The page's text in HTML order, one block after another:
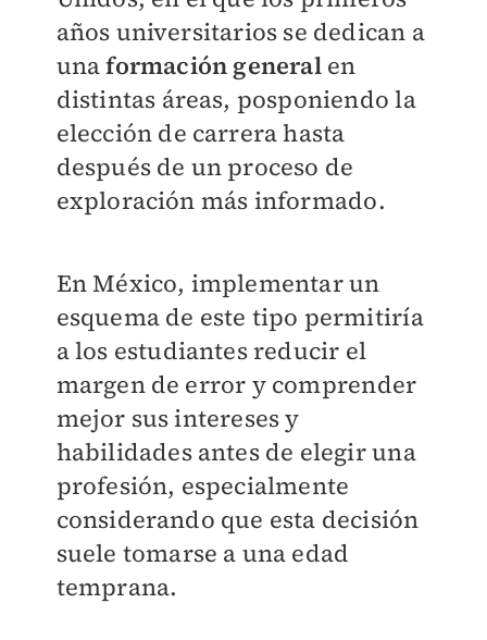
años universitarios se dedican a
unaformación generalen
distintas áreas, posponiendo la
elección de carrera hasta
después de un proceso de
exploración más informado.
En México, implementar un
esquema de este tipo permitiría
a los estudiantes reducir el
margen de error y comprender
mejor sus intereses y
habilidades antes de elegir una
profesión, especialmente
considerando que esta decisión
suele tomarse a una edad
temprana.